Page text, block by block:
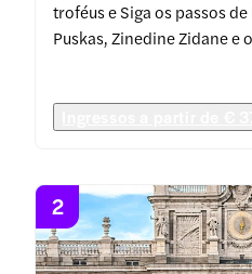
troféus e Siga os passos
Puskas, Zinedine Zidane e
2